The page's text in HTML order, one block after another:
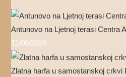
Antunovo na Ljetnoj terasi Centra
11/06/2026
Zlatna harfa u samostanskoj